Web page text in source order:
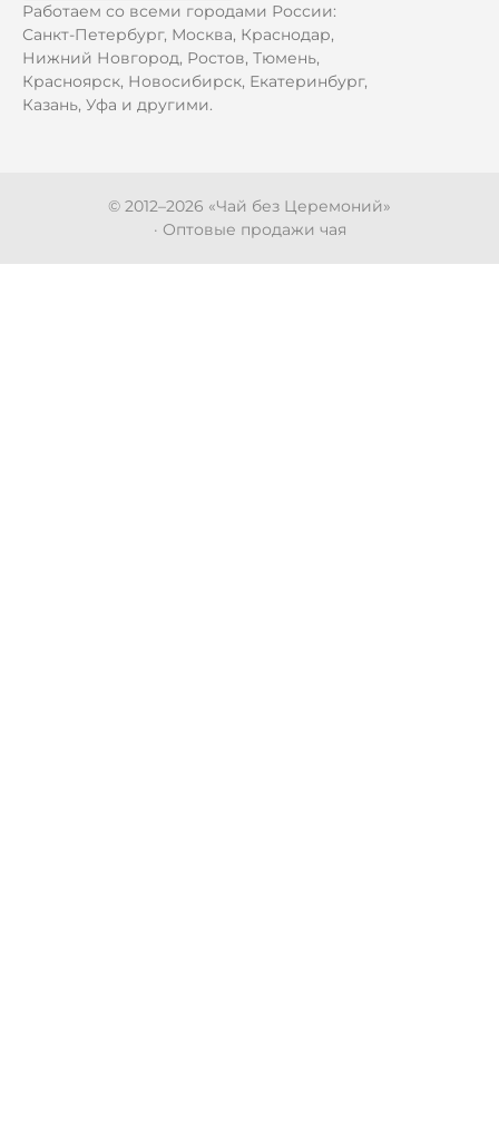
Работаем со всеми городами России:
Санкт-Петербург, Москва, Краснодар,
Нижний Новгород, Ростов, Тюмень,
Красноярск, Новосибирск, Екатеринбург,
Казань, Уфа и другими.
© 2012–2026 «Чай без Церемоний»
· Оптовые продажи чая